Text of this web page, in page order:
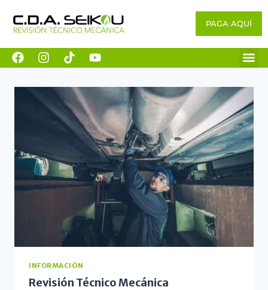
PAGA AQUÍ
INFORMACIÓN
Revisión Técnico Mecánica